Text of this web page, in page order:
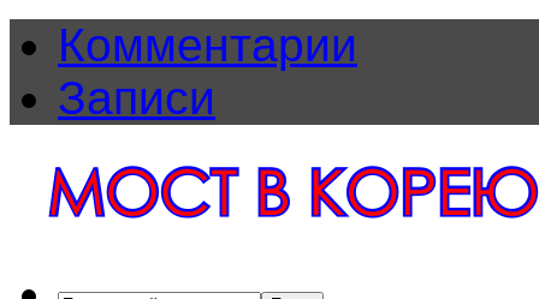
Комментарии
Записи